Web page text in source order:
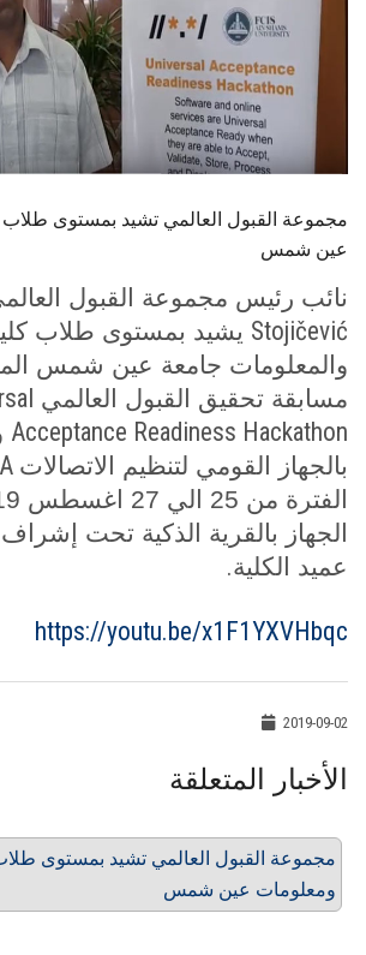
سجل الان
مجموعة القبول العالمي تشيد بمستوى
عين شمس
نائب رئيس مجموعة القبول
Stojičević يشيد بمستوى طلاب
والمعلومات جامعة عين شمس
مسابقة تحقيق القبول العالمي
Acceptance Readiness Hackathon
بالجهاز القومي لتنظيم الاتصالات
الجهاز بالقرية الذكية تحت
عميد الكلية.
https://youtu.be/x1F1YXVHbqc
2019-09-02
الأخبار المتعلقة
مجموعة القبول العالمي تشيد بمستوى
ومعلومات عين شمس